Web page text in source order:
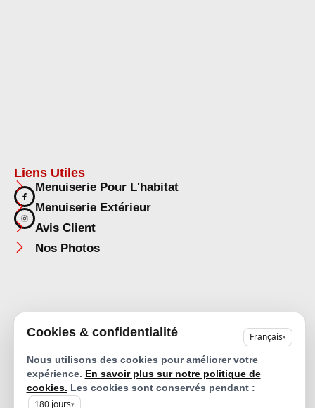
Liens Utiles
Menuiserie Pour L'habitat
Menuiserie Extérieur
Avis Client
Nos Photos
Copyright © 2024 Creativ
Agencement Provence –
Mentions légales |
Politique de confidentialité |
Recherches fréquentes |
Plan de site |
Déclaration d'accessibilité
Cookies & confidentialité Français▾
Nous utilisons des cookies pour améliorer votre
expérience. En savoir plus sur notre politique de
cookies. Les cookies sont conservés pendant :
180 jours▾